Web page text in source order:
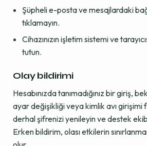
Şüpheli e-posta ve mesajlardaki
tıklamayın.
Cihazınızın işletim sistemi ve
tutun.
Olay bildirimi
Hesabınızda tanımadığınız bir giriş,
ayar değişikliği veya kimlik avı girişimi
derhal şifrenizi yenileyin ve destek
Erken bildirim, olası etkilerin